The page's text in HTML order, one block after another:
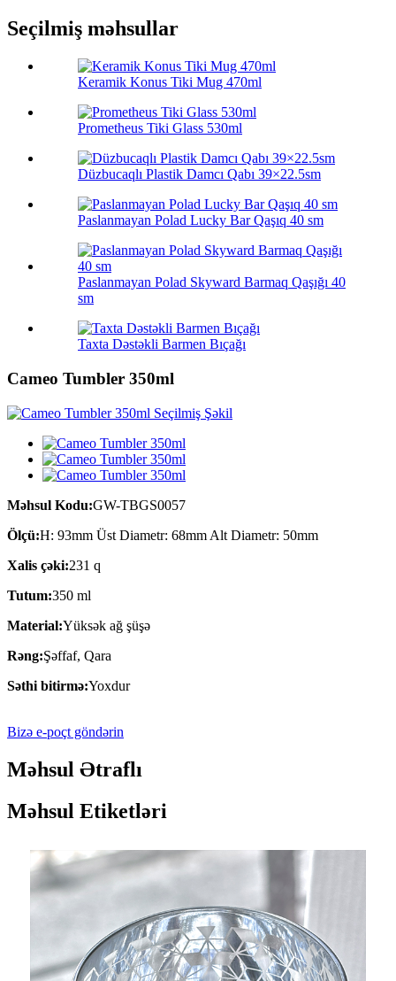
Seçilmiş məhsullar
Keramik Konus Tiki Mug 470ml
Prometheus Tiki Glass 530ml
Düzbucaqlı Plastik Damcı Qabı 39×22.5sm
Paslanmayan Polad Lucky Bar Qaşıq 40 sm
Paslanmayan Polad Skyward Barmaq Qaşığı 40
sm
Taxta Dəstəkli Barmen Bıçağı
Cameo Tumbler 350ml
Məhsul Kodu:GW-TBGS0057
Ölçü:H: 93mm Üst Diametr: 68mm Alt Diametr: 50mm
Xalis çəki:231 q
Tutum:350 ml
Material:Yüksək ağ şüşə
Rəng:Şəffaf, Qara
Səthi bitirmə:Yoxdur
Bizə e-poçt göndərin
Məhsul Ətraflı
Məhsul Etiketləri